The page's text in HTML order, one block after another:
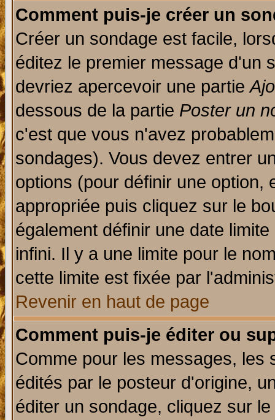
Comment puis-je créer un
Créer un sondage est facile,
éditez le premier message d'un
devriez apercevoir une partie
dessous de la partie Poster un
c'est que vous n'avez
sondages). Vous devez entrer
options (pour définir une option,
appropriée puis cliquez sur le
également définir une date
infini. Il y a une limite pour le
cette limite est fixée par
Revenir en haut de page
Comment puis-je éditer ou
Comme pour les messages, les
édités par le posteur d'origine,
éditer un sondage, cliquez sur